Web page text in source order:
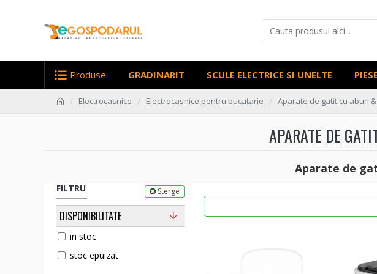
Produse GRADINARIT SCULE ELECTRICE SI UNELTE
Electrocasnice Electrocasnice pentru bucatarie Aparate de gatit cu aburi
APARATE DE
Aparate de
FILTRU Sterge
DISPONIBILITATE
in stoc
stoc epuizat